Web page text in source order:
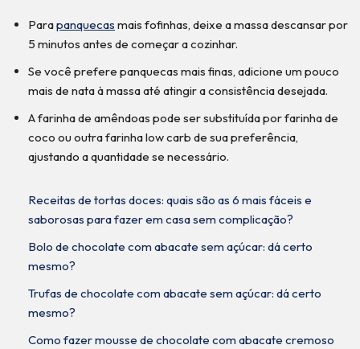
Parapanquecas mais fofinhas, deixe a massa descansar por
5 minutos antes de começar a cozinhar.
Se você prefere panquecas mais finas, adicione um pouco
mais de nata à massa até atingir a consistência desejada.
A farinha de amêndoas pode ser substituída por farinha de
coco ou outra farinha low carb de sua preferência,
ajustando a quantidade se necessário.
Receitas de tortas doces: quais são as 6 mais fáceis e
saborosas para fazer em casa sem complicação?
Bolo de chocolate com abacate sem açúcar: dá certo
mesmo?
Trufas de chocolate com abacate sem açúcar: dá certo
mesmo?
Como fazer mousse de chocolate com abacate cremoso